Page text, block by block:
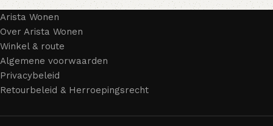
Arista Wonen
Over Arista Wonen
Winkel & route
Algemene voorwaarden
Privacybeleid
Retourbeleid & Herroepingsrecht